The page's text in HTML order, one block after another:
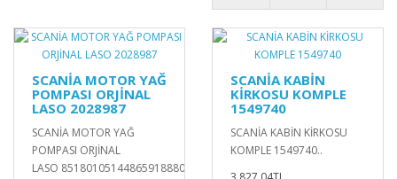
SCANİA MOTOR YAĞ
POMPASI ORJİNAL
LASO 2028987
SCANİA MOTOR YAĞ
POMPASI ORJİNAL
LASO 85180105144865918880252028987..
SCANİA KABİN
KİRKOSU KOMPLE
1549740
SCANİA KABİN KİRKOSU
KOMPLE 1549740..